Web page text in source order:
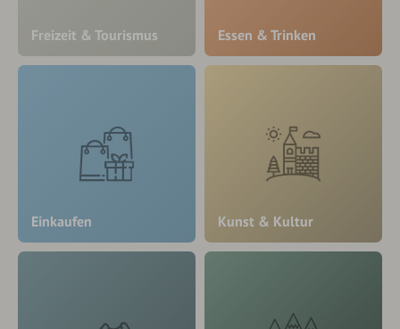
Freizeit & Tourismus Essen & Trinken
Einkaufen Kunst & Kultur